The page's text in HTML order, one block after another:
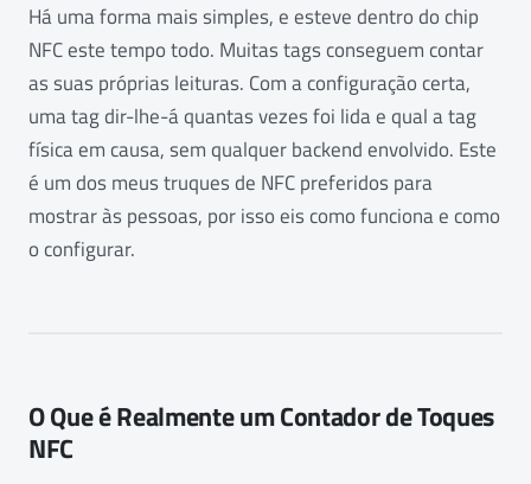
Há uma forma mais simples, e esteve dentro do chip
NFC este tempo todo. Muitas tags conseguem contar
as suas próprias leituras. Com a configuração certa,
uma tag dir-lhe-á quantas vezes foi lida e qual a tag
física em causa, sem qualquer backend envolvido. Este
é um dos meus truques de NFC preferidos para
mostrar às pessoas, por isso eis como funciona e como
o configurar.
O Que é Realmente um Contador de Toques
NFC